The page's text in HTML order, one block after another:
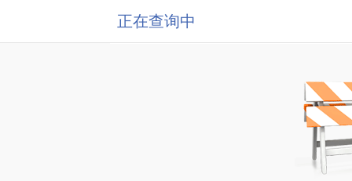
正在查询中